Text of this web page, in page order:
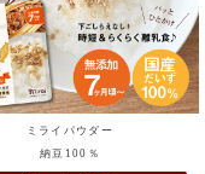
ミライパウダー
納豆100％